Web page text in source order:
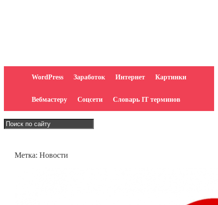
WordPress Заработок Интернет Картинки
Вебмастеру Соцсети Словарь IT терминов
Метка: Новости